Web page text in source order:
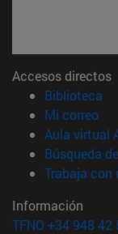
Accesos directos
Biblioteca
Mi correo
Aula virtual
Búsqueda
Trabaja con
Información
TFNO +34 948 42